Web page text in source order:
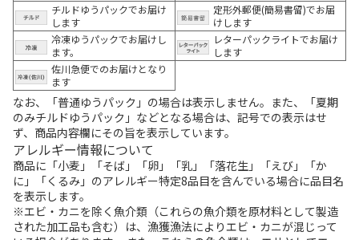
チルドゆうパックでお届け
します
定形外郵便(簡易書留)でお届
けします
冷凍ゆうパックでお届けし
ます。
レターパックライトでお届け
します
佐川急便でのお届けとなり
ます
なお、「普通ゆうパック」の場合は表示しません。また、「夏期
のみチルドゆうパック」などとなる場合は、記号での表示はせ
ず、商品内容欄にその旨を表示しています。
アレルギー情報について
商品に「小麦」「そば」「卵」「乳」「落花生」「えび」「か
に」「くるみ」のアレルギー特定8品目を含んでいる場合に品目名
を表示します。
※エビ・カニを除く魚介類（これらの魚介類を原材料として製造
された加工品も含む）は、漁獲漁法によりエビ・カニが混じって